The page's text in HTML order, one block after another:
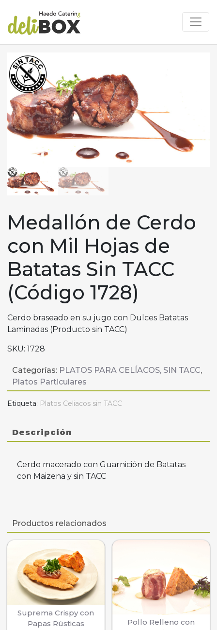
Medallón de Cerdo
con Mil Hojas de
Batatas Sin TACC
(Código 1728)
Cerdo braseado en su jugo con Dulces Batatas
Laminadas (Producto sin TACC)
SKU: 1728
Categorías: PLATOS PARA CELÍACOS, SIN TACC,
Platos Particulares
Etiqueta: Platos Celiacos sin TACC
Descripción
Cerdo macerado con Guarnición de Batatas
con Maizena y sin TACC
Productos relacionados
Suprema Crispy con
Papas Rústicas
Pollo Relleno con